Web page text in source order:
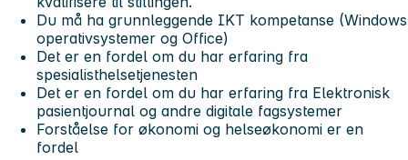
Du må ha grunnleggende IKT kompetanse (Windows
operativsystemer og Office)
Det er en fordel om du har erfaring fra
spesialisthelsetjenesten
Det er en fordel om du har erfaring fra Elektronisk
pasientjournal og andre digitale fagsystemer
Forståelse for økonomi og helseøkonomi er en
fordel